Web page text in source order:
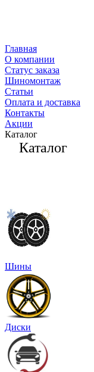
Главная
О компании
Статус заказа
Шиномонтаж
Статьи
Оплата и доставка
Контакты
Акции
Каталог
Каталог
Шины
Диски